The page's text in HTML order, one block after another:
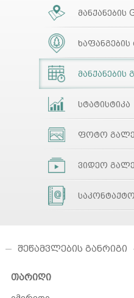
მანქანების
ხაფანგების
მანქანების
სტატისტიკა
ფოტო
ვიდეო
ᲨᲔᲬᲐᲛᲕᲚᲔᲑᲘᲡ ᲒᲐᲜᲠᲘᲒᲘ
თარიღი